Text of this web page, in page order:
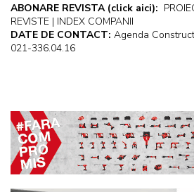
ABONARE REVISTA (click aici):
REVISTE | INDEX COMPANII
DATE DE CONTACT: Agenda
021-336.04.16